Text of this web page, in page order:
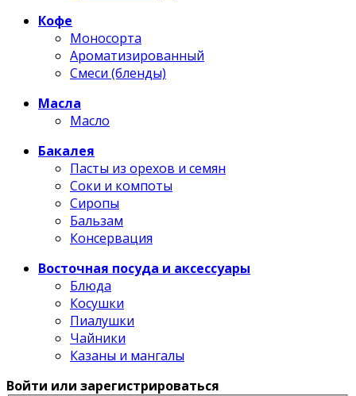
Кофе
Моносорта
Ароматизированный
Смеси (бленды)
Масла
Масло
Бакалея
Пасты из орехов и семян
Соки и компоты
Сиропы
Бальзам
Консервация
Восточная посуда и аксессуары
Блюда
Косушки
Пиалушки
Чайники
Казаны и мангалы
Войти или зарегистрироваться